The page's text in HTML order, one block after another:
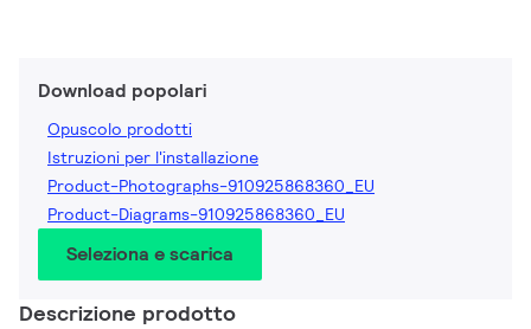
Download popolari
Opuscolo prodotti
Istruzioni per l'installazione
Product-Photographs-910925868360_EU
Product-Diagrams-910925868360_EU
Seleziona e scarica
Descrizione prodotto